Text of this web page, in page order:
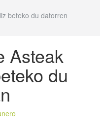
beteko du datorren
Asteak
du